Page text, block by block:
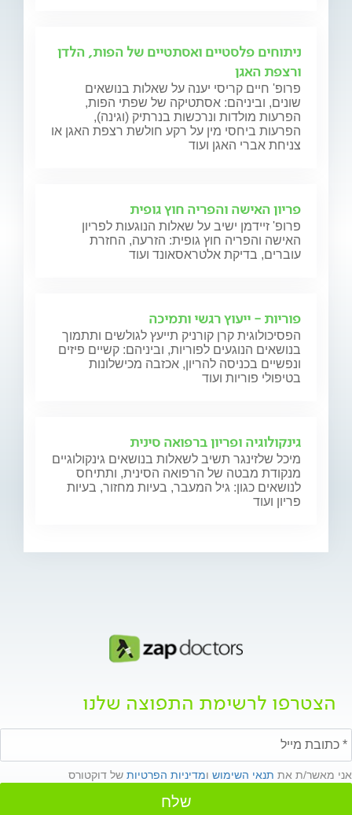
ניתוחים פלסטיים ואסתטיים של הפות, הלדן
ורצפת האגן
פרופ' חיים קריסי יענה על שאלות בנושאים
שונים, וביניהם: אסתטיקה של שפתי הפות,
הפרעות מולדות ונרכשות בנרתיק (וגינה),
הפרעות ביחסי מין על רקע חולשת רצפת האגן או
צניחת אברי האגן ועוד
פריון האישה והפריה חוץ גופית
פרופ' זיידמן ישיב על שאלות הנוגעות לפריון
האישה והפריה חוץ גופית: הזרעה, החזרת
עוברים, בדיקת אלטראסאונד ועוד
פוריות - ייעוץ רגשי ותמיכה
הפסיכולוגית קרן קורניק תייעץ לגולשים ותתמוך
בנושאים הנוגעים לפוריות, וביניהם: קשיים פיזים
ונפשיים בכניסה להריון, אכזבה מכישלונות
בטיפולי פוריות ועוד
גינקולוגיה ופריון ברפואה סינית
מיכל שלזינגר תשיב לשאלות בנושאים גינקולוגיים
מנקודת מבטה של הרפואה הסינית, ותתיחס
לנושאים כגון: גיל המעבר, בעיות מחזור, בעיות
פריון ועוד
הצטרפו לרשימת התפוצה שלנו
אני מאשר/ת את תנאי השימוש ומדיניות הפרטיות של דוקטורס
שלח